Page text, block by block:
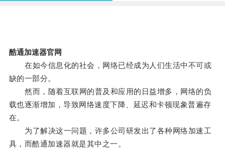
酷通加速器官网
在如今信息化的社会，网络已经成为人们生活中不可或
缺的一部分。
然而，随着互联网的普及和应用的日益增多，网络的负
载也逐渐增加，导致网络速度下降、延迟和卡顿现象普遍存
在。
为了解决这一问题，许多公司研发出了各种网络加速工
具，而酷通加速器就是其中之一。